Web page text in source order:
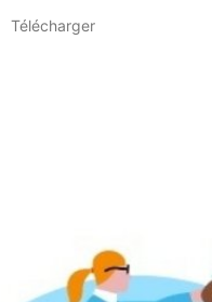
Télécharger